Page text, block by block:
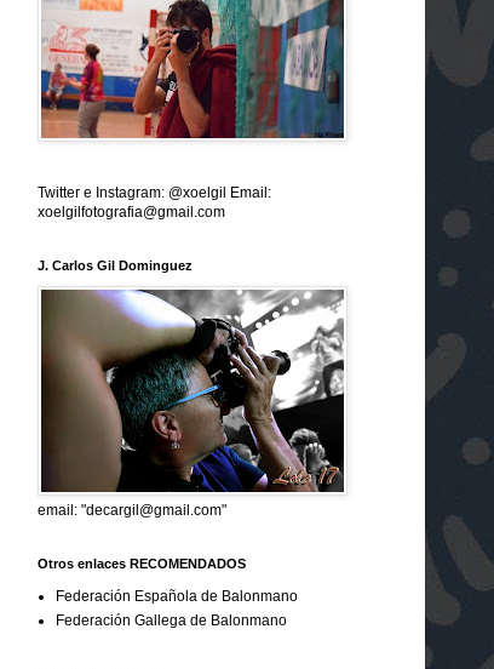
Twitter e Instagram: @xoelgil Email:
xoelgilfotografia@gmail.com
J. Carlos Gil Dominguez
email: "decargil@gmail.com"
Otros enlaces RECOMENDADOS
Federación Española de Balonmano
Federación Gallega de Balonmano